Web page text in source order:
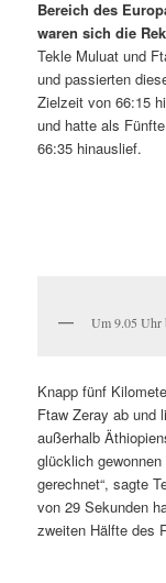
Bereich des
waren sich die
Tekle Muluat und
und passierten
Zielzeit von 66:15
und hatte als
66:35 hinauslief.
Um 9.05 Uhr
Knapp fünf
Ftaw Zeray ab und
außerhalb
glücklich
gerechnet“, sagte
von 29 Sekunden
zweiten Hälfte des